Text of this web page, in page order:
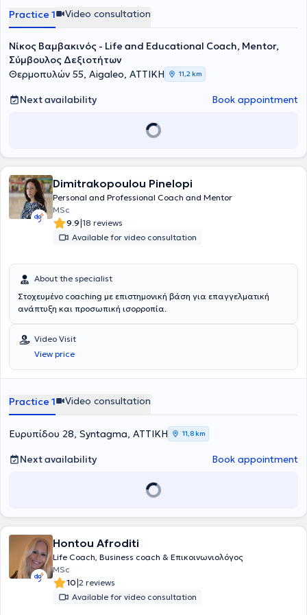
Practice 1 Video consultation
Νίκος Βαμβακινός - Life and Educational Coach, Mentor,
Σύμβουλος Δεξιοτήτων
Θερμοπυλών 55, Aigaleo, ΑΤΤΙΚΗ
11,2 km
Next availability Book appointment
Dimitrakopoulou Pinelopi
Personal and Professional Coach and Mentor
MSc
9.9|18 reviews
Available for video consultation
About the specialist
Στοχευμένο coaching με επιστημονική βάση για επαγγελματική
ανάπτυξη και προσωπική ισορροπία.
Video Visit
View price
Practice 1 Video consultation
Ευρυπίδου 28, Syntagma, ΑΤΤΙΚΗ 11,8 km
Next availability Book appointment
Hontou Afroditi
Life Coach, Business coach & Επικοινωνιολόγος
MSc
10|2 reviews
Available for video consultation